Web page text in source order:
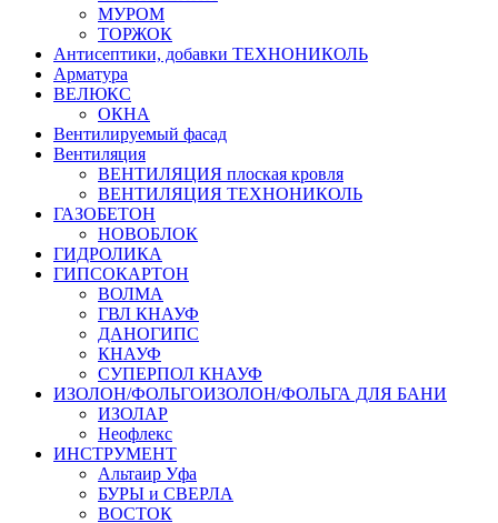
МУРОМ
ТОРЖОК
Антисептики, добавки ТЕХНОНИКОЛЬ
Арматура
ВЕЛЮКС
ОКНА
Вентилируемый фасад
Вентиляция
ВЕНТИЛЯЦИЯ плоская кровля
ВЕНТИЛЯЦИЯ ТЕХНОНИКОЛЬ
ГАЗОБЕТОН
НОВОБЛОК
ГИДРОЛИКА
ГИПСОКАРТОН
ВОЛМА
ГВЛ КНАУФ
ДАНОГИПС
КНАУФ
СУПЕРПОЛ КНАУФ
ИЗОЛОН/ФОЛЬГОИЗОЛОН/ФОЛЬГА ДЛЯ БАНИ
ИЗОЛАР
Неофлекс
ИНСТРУМЕНТ
Альтаир Уфа
БУРЫ и СВЕРЛА
ВОСТОК